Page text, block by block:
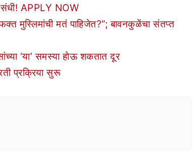
APPLY NOW
मुस्लिमांची मतं पाहिजेत?”; बावनकुळेंचा संतप्त
‘या’ समस्या होऊ शकतात दूर
प्रक्रिया सुरू